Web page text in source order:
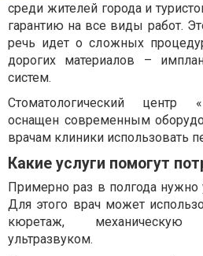
среди жителей города и
гарантию на все виды работ.
речь идет о сложных
дорогих материалов –
систем.
Стоматологический центр
оснащен современным
врачам клиники использовать
Какие услуги помогут
Примерно раз в полгода нужно
Для этого врач может
кюретаж, механическую
ультразвуком.